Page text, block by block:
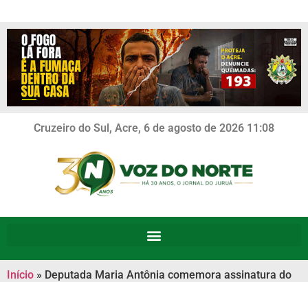
Cruzeiro do Sul, Acre, 6 de agosto de 2026 11:08
Início » Deputada Maria Antônia comemora assinatura do